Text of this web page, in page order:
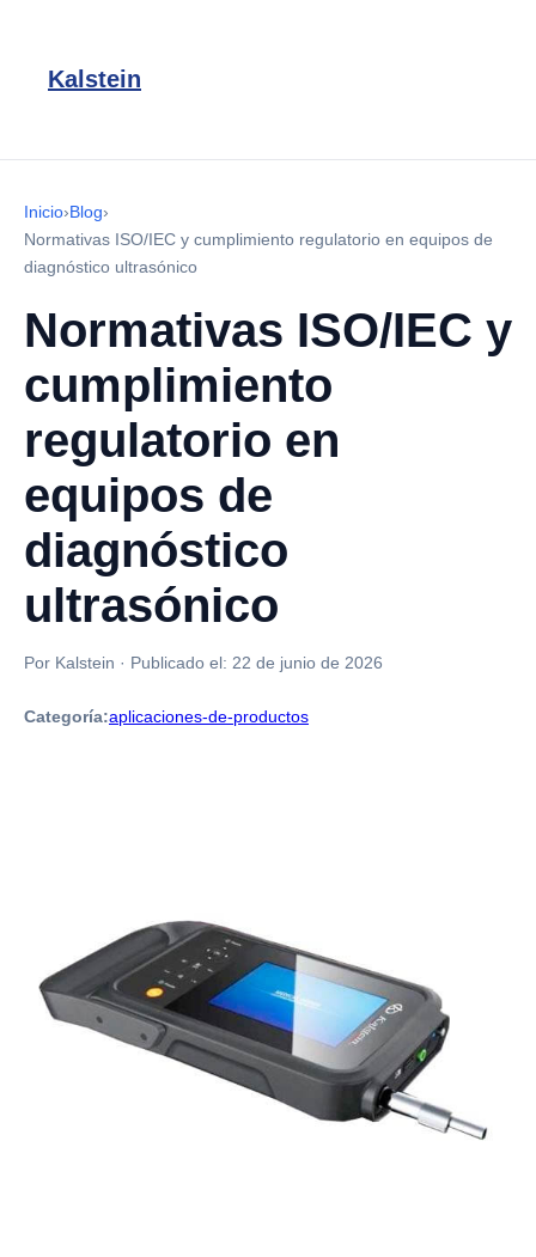
Kalstein
Inicio›Blog›
Normativas ISO/IEC y cumplimiento regulatorio en equipos de
diagnóstico ultrasónico
Normativas ISO/IEC y
cumplimiento
regulatorio en
equipos de
diagnóstico
ultrasónico
Por Kalstein · Publicado el: 22 de junio de 2026
Categoría:aplicaciones-de-productos